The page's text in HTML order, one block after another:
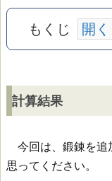
もくじ
計
算
結
果
計算結果
今回は、鍛錬を追
思ってください。